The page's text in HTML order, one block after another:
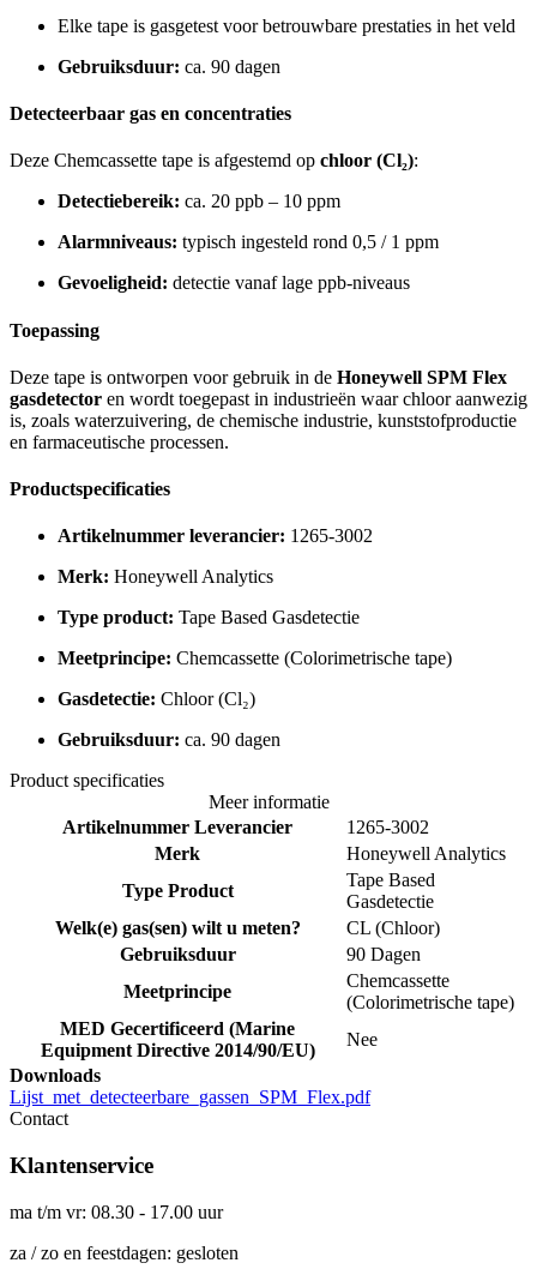
Elke tape is gasgetest voor betrouwbare prestaties in het veld
Gebruiksduur: ca. 90 dagen
Detecteerbaar gas en concentraties
Deze Chemcassette tape is afgestemd op chloor (Cl₂):
Detectiebereik: ca. 20 ppb – 10 ppm
Alarmniveaus: typisch ingesteld rond 0,5 / 1 ppm
Gevoeligheid: detectie vanaf lage ppb-niveaus
Toepassing
Deze tape is ontworpen voor gebruik in de Honeywell SPM Flex
gasdetector en wordt toegepast in industrieën waar chloor aanwezig
is, zoals waterzuivering, de chemische industrie, kunststofproductie
en farmaceutische processen.
Productspecificaties
Artikelnummer leverancier: 1265-3002
Merk: Honeywell Analytics
Type product: Tape Based Gasdetectie
Meetprincipe: Chemcassette (Colorimetrische tape)
Gasdetectie: Chloor (Cl₂)
Gebruiksduur: ca. 90 dagen
Product specificaties
Meer informatie
Artikelnummer Leverancier
1265-3002
Merk
Honeywell Analytics
Type Product
Tape Based
Gasdetectie
Welk(e) gas(sen) wilt u meten?
CL (Chloor)
Gebruiksduur
90 Dagen
Meetprincipe
Chemcassette
(Colorimetrische tape)
MED Gecertificeerd (Marine
Equipment Directive 2014/90/EU)
Nee
Downloads
Lijst_met_detecteerbare_gassen_SPM_Flex.pdf
Contact
Klantenservice
ma t/m vr: 08.30 - 17.00 uur
za / zo en feestdagen: gesloten